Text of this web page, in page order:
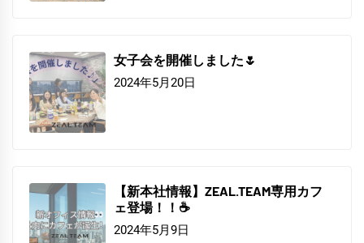
女子会を開催しました🌷
2024年5月20日
【新本社情報】ZEAL.TEAM専用カフ
ェ登場！！☕
2024年5月9日